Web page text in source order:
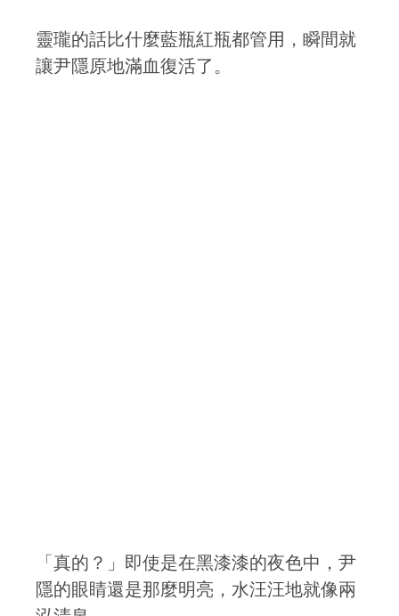
靈瓏的話比什麼藍瓶紅瓶都管用，瞬間就
讓尹隱原地滿血復活了。
「真的？」即使是在黑漆漆的夜色中，尹
隱的眼睛還是那麼明亮，水汪汪地就像兩